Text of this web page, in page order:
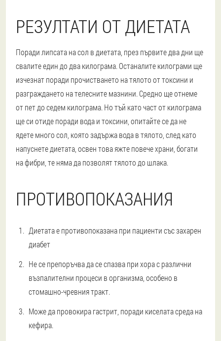
РЕЗУЛТАТИ ОТ ДИЕТАТА
Поради липсата на сол в диетата, през първите два дни ще
свалите един до два килограма. Останалите килограми ще
изчезнат поради прочистването на тялото от токсини и
разграждането на телесните мазнини. Средно ще отнеме
от пет до седем килограма. Но тъй като част от килограма
ще си отиде поради вода и токсини, опитайте се да не
ядете много сол, която задържа вода в тялото, след като
напуснете диетата, освен това яжте повече храни, богати
на фибри, те няма да позволят тялото до шлака.
ПРОТИВОПОКАЗАНИЯ
Диетата е противопоказана при пациенти със захарен
диабет
Не се препоръчва да се спазва при хора с различни
възпалителни процеси в организма, особено в
стомашно-чревния тракт.
Може да провокира гастрит, поради киселата среда на
кефира.